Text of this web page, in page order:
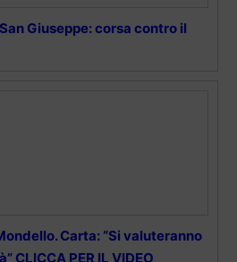
Giuseppe: corsa contro il
Carta: “Si valuteranno
PER IL VIDEO